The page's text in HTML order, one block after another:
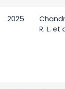
2025
R. L. et